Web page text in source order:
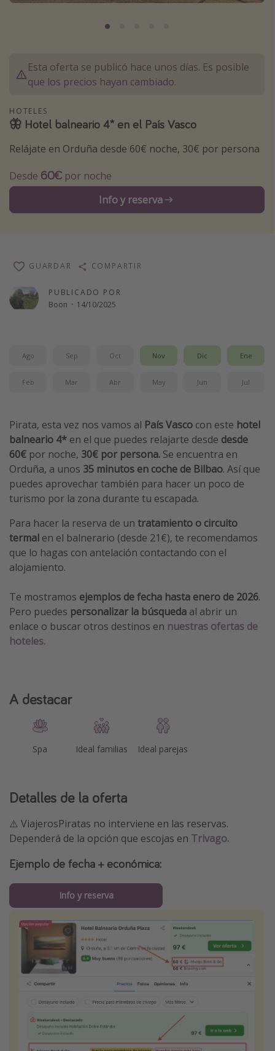
Tailandia
Albania
Inspiración para viajes
Camping
Glamping
Viajes en tren
Viajes en familia
Vacaciones de Playa
Viajes para singles
Hoteles más hot de España
Guía de equipaje de mano
Parques de atracciones
Viaja con musicales
El Rey León el musical
Harry Potter en Londres y otros destinos
Eventos deportivos
Esta oferta se publicó hace unos días. Es posible
que los precios hayan cambiado.
HOTELES
🦋 Hotel balneario 4* en el País Vasco
Relájate en Orduña desde 60€ noche, 30€ por persona
Desde 60€ por noche
Info y reserva
PUBLICADO POR
Boon · 14/10/2025
GUARDAR COMPARTIR
Ago Sep Oct Nov Dic Ene
Feb Mar Abr May Jun Jul
Pirata, esta vez nos vamos al País Vasco con este hotel
balneario 4* en el que puedes relajarte desde desde
60€ por noche, 30€ por persona. Se encuentra en
Orduña, a unos 35 minutos en coche de Bilbao. Así que
puedes aprovechar también para hacer un poco de
turismo por la zona durante tu escapada.
Para hacer la reserva de un tratamiento o circuito
termal en el balnerario (desde 21€), te recomendamos
que lo hagas con antelación contactando con el
alojamiento.
Te mostramos ejemplos de fecha hasta enero de 2026.
Pero puedes personalizar la búsqueda al abrir un
enlace o buscar otros destinos en nuestras ofertas de
hoteles.
A destacar
Spa Ideal familias Ideal parejas
Detalles de la oferta
⚠️ ViajerosPiratas no interviene en las reservas.
Dependerá de la opción que escojas en Trivago.
Ejemplo de fecha + económica:
Info y reserva